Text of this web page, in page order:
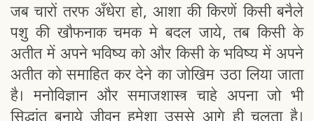
जब चारों तरफ अँधेरा हो, आशा की किरणें किसी बनैले
पशु की खौफनाक चमक मे बदल जाये, तब किसी के
अतीत में अपने भविष्य को और किसी के भविष्य में अपने
अतीत को समाहित कर देने का जोखिम उठा लिया जाता
है। मनोविज्ञान और समाजशास्त्र चाहे अपना जो भी